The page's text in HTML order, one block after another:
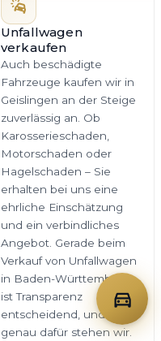
Unfallwagen
verkaufen
Auch beschädigte
Fahrzeuge kaufen wir in
Geislingen an der Steige
zuverlässig an. Ob
Karosserieschaden,
Motorschaden oder
Hagelschaden – Sie
erhalten bei uns eine
ehrliche Einschätzung
und ein verbindliches
Angebot. Gerade beim
Verkauf von Unfallwagen
in Baden-Württemberg
ist Transparenz
entscheidend, und
genau dafür stehen wir.